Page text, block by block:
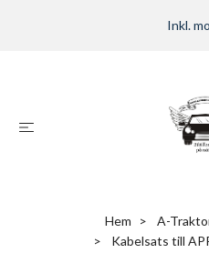
Inkl.
Hem A-
Kabelsats till